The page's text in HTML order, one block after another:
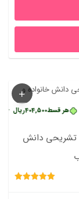
404,500ریال • خرید
تشریحی دانش